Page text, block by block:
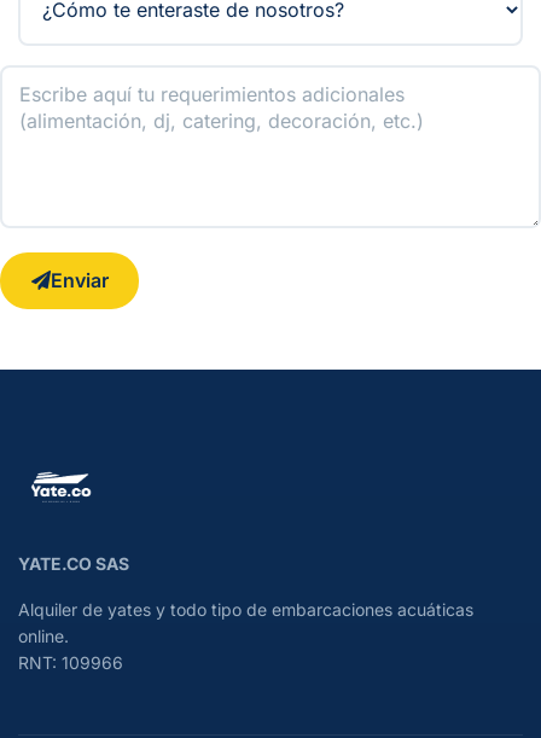
Enviar
YATE.CO SAS
Alquiler de yates y todo tipo de embarcaciones acuáticas
online.
RNT: 109966